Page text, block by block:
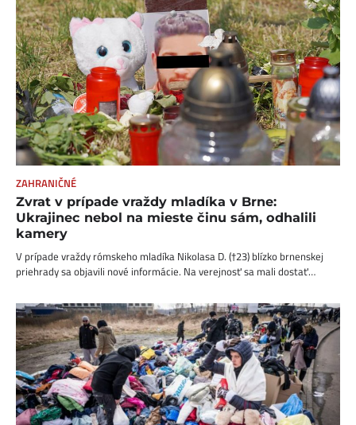
ZAHRANIČNÉ
Zvrat v prípade vraždy mladíka v Brne:
Ukrajinec nebol na mieste činu sám, odhalili
kamery
V prípade vraždy rómskeho mladíka Nikolasa D. (†23) blízko brnenskej
priehrady sa objavili nové informácie. Na verejnosť sa mali dostať…